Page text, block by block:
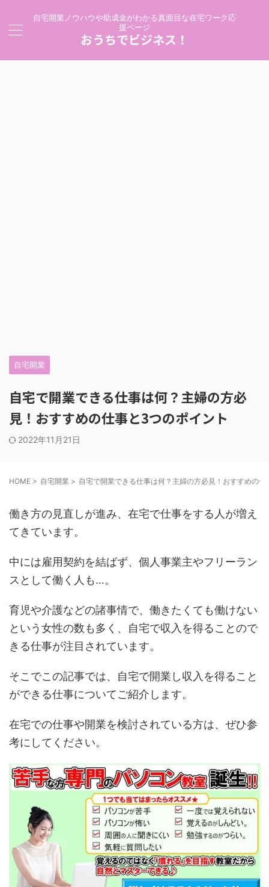
自宅開業ノウハウや助成金がわかる真面目な在宅ワーク応
援ページ
おうちでビジネス！
自宅開業
自宅で開業できる仕事は何？主婦の方必
見！おすすめの仕事と3つのポイント
2022年11月21日
HOME > 自宅開業 > 自宅で開業できる仕事は何？主婦の方必見！おすすめの
働き方の見直しが進み、在宅で仕事をする人が増え
てきています。
中には雇用契約を結ばず、個人事業主やフリーラン
スとして働く人も…。
育児や介護などの諸事情で、働きたくても働けない
という女性の数も多く、自宅で収入を得ることので
きる仕事が注目されています。
そこでこの記事では、自宅で開業し収入を得ること
ができる仕事についてご紹介します。
在宅での仕事や開業を検討されている方は、ぜひ参
考にしてください。